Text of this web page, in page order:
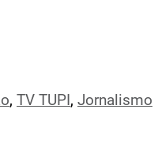
, TV TUPI , Jornalismo